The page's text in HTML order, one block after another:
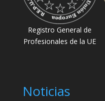
Registro General de
Profesionales de la UE
Noticias